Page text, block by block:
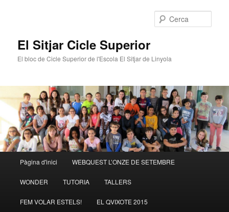
El Sitjar Cicle Superior
El bloc de Cicle Superior de l'Escola El Sitjar de Linyola
principal
Aneu
al
contingut
Pàgina d'inici WEBQUEST L’ONZE DE SETEMBRE
WONDER TUTORIA TALLERS
FEM VOLAR ESTELS! EL QVIXOTE 2015